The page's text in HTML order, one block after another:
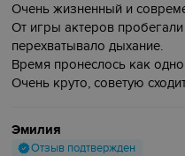
Очень жизненный и
От игры актеров
перехватывало дыхание.
Время пронеслось как
Очень круто, советую
Эмилия
Отзыв подтвержден